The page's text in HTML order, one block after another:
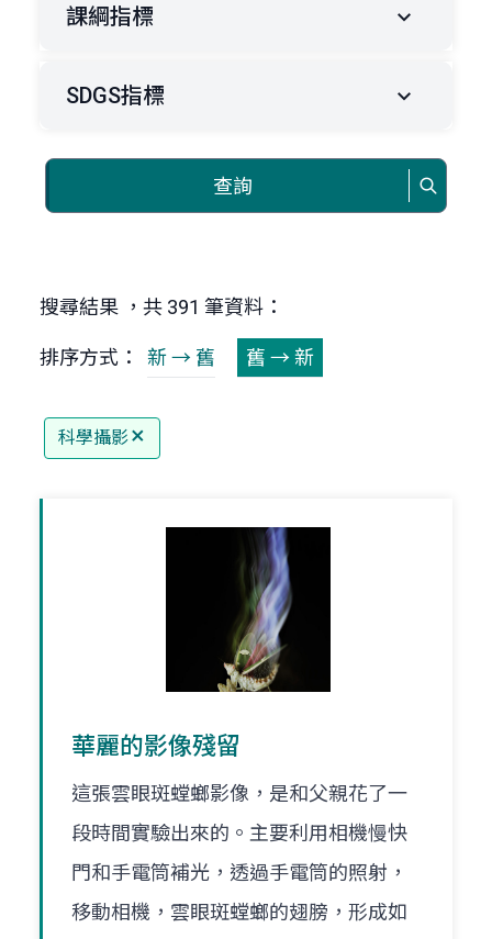
課綱指標
SDGS指標
查詢
搜尋結果 ，共 391 筆資料：
排序方式： 新 → 舊 舊 → 新
科學攝影
華麗的影像殘留
這張雲眼斑螳螂影像，是和父親花了一
段時間實驗出來的。主要利用相機慢快
門和手電筒補光，透過手電筒的照射，
移動相機，雲眼斑螳螂的翅膀，形成如